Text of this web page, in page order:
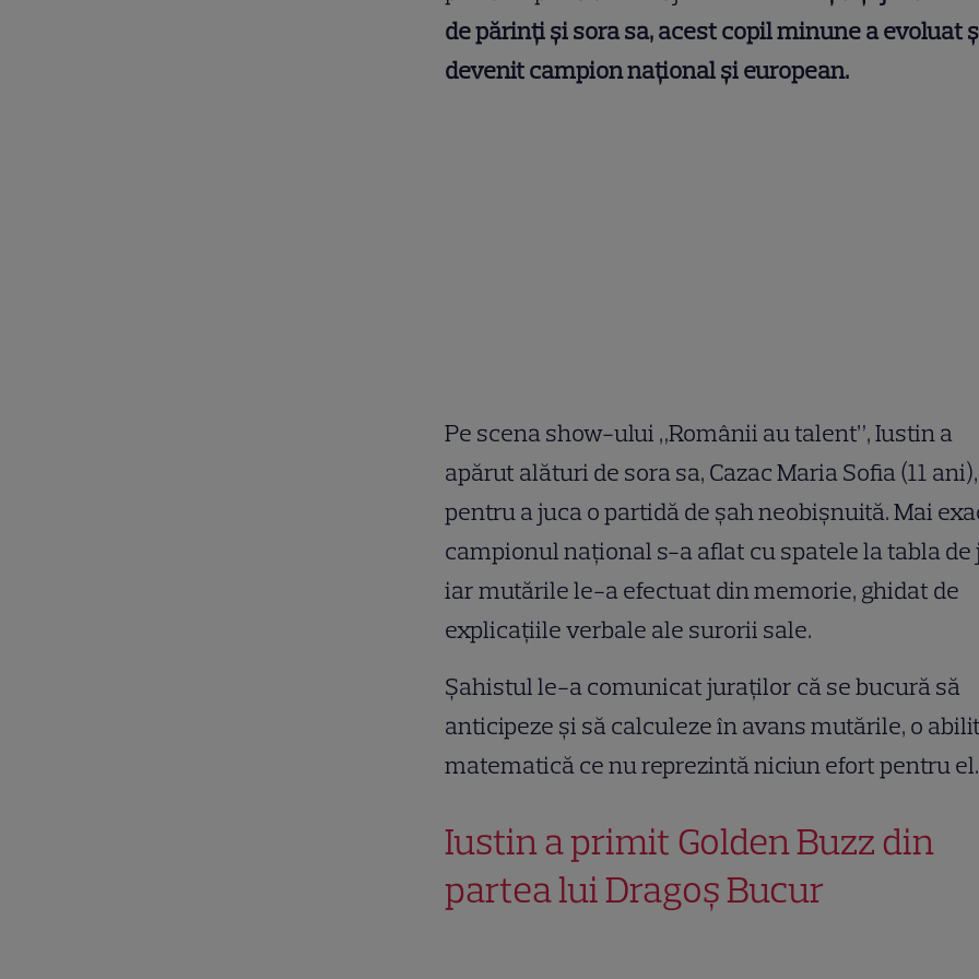
de părinți și sora sa, acest copil minune a evoluat
devenit campion național și european.
Pe scena show-ului „Românii au talent”, Iustin a
apărut alături de sora sa, Cazac Maria Sofia (11 ani),
pentru a juca o partidă de șah neobișnuită. Mai
campionul național s-a aflat cu spatele la tabla de
iar mutările le-a efectuat din memorie, ghidat de
explicațiile verbale ale surorii sale.
Șahistul le-a comunicat juraților că se bucură să
anticipeze și să calculeze în avans mutările, o
matematică ce nu reprezintă niciun efort pentru el.
Iustin a primit Golden Buzz din
partea lui Dragoș Bucur